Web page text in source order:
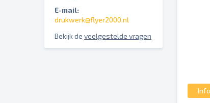
E-mail:
drukwerk@flyer2000.nl
Bekijk de veelgestelde vragen